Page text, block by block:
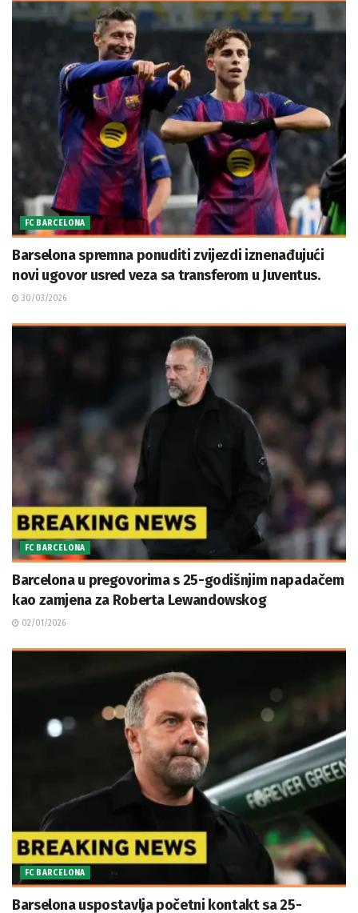
FC BARCELONA
Barselona spremna ponuditi zvijezdi iznenađujući
novi ugovor usred veza sa transferom u Juventus.
30/03/2026
FC BARCELONA
Barcelona u pregovorima s 25-godišnjim napadačem
kao zamjena za Roberta Lewandowskog
02/01/2026
FC BARCELONA
Barselona uspostavlja početni kontakt sa 25-